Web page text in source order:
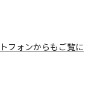
フォンからもご覧に